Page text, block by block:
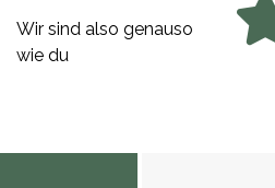
Wir sind also genauso
wie du